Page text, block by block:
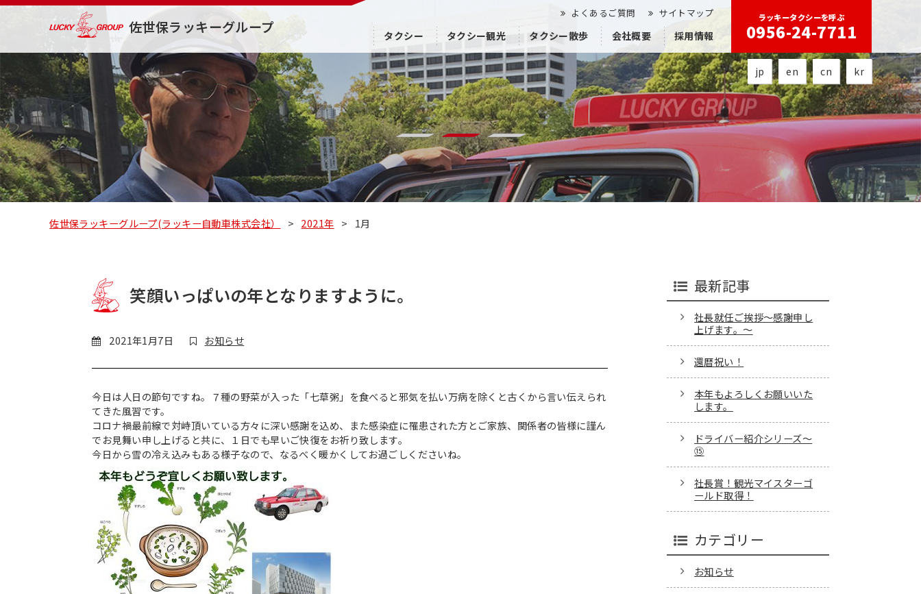
jp en cn kr
佐世保ラッキーグループ ラッキータクシーを呼ぶ
0956-24-7711
よくあるご質問 サイトマップ
タクシー タクシー観光 タクシー散歩 会社概要 採用情報
佐世保ラッキーグループ(ラッキー自動車株式会社） > 2021年 > 1月
笑顔いっぱいの年となりますように。
2021年1月7日 お知らせ
今日は人日の節句ですね。７種の野菜が入った「七草粥」を食べると邪気を払い万病を除くと古くから言い伝えられ
てきた風習です。
コロナ禍最前線で対峙頂いている方々に深い感謝を込め、また感染症に罹患された方とご家族、関係者の皆様に謹ん
でお見舞い申し上げると共に、１日でも早いご快復をお祈り致します。
今日から雪の冷え込みもある様子なので、なるべく暖かくしてお過ごしくださいね。
最新記事
社長就任ご挨拶～感謝申し
上げます。～
還暦祝い！
本年もよろしくお願いいた
します。
ドライバー紹介シリーズ～
⑮
社長賞！観光マイスターゴ
ールド取得！
カテゴリー
お知らせ